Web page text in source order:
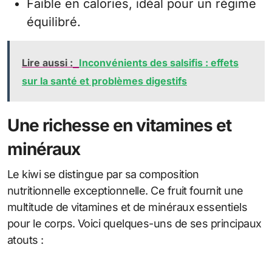
Faible en calories, idéal pour un régime
équilibré.
Lire aussi : Inconvénients des salsifis : effets
sur la santé et problèmes digestifs
Une richesse en vitamines et
minéraux
Le kiwi se distingue par sa composition
nutritionnelle exceptionnelle. Ce fruit fournit une
multitude de vitamines et de minéraux essentiels
pour le corps. Voici quelques-uns de ses principaux
atouts :